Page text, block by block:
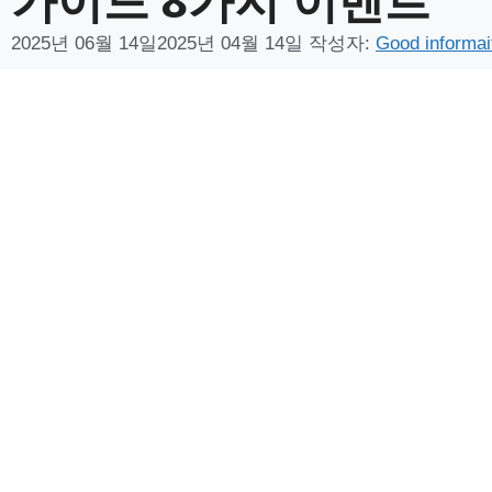
2025년 06월 14일2025년 04월 14일 작성자: Good